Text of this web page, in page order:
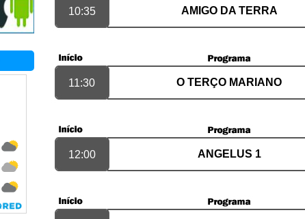
AMIGO DA TERRA
10:35
O TERÇO MARIANO
11:30
ANGELUS 1
12:00